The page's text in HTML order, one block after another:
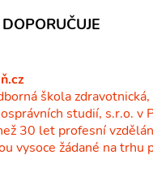
škola
studií, s.r.o. v
30 let profesní
vysoce žádané na trhu